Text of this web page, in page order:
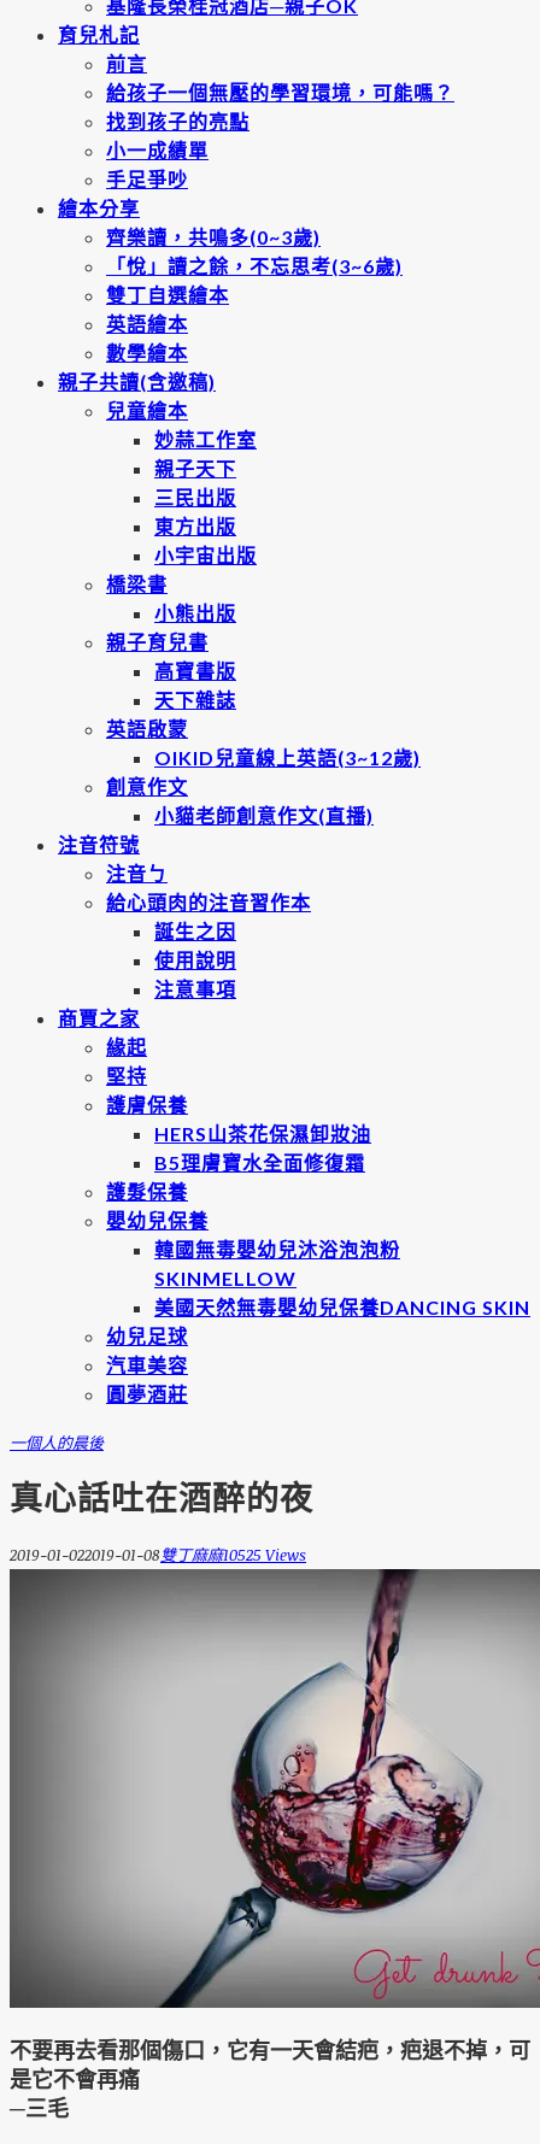
基隆長榮桂冠酒店─親子OK
育兒札記
前言
給孩子一個無壓的學習環境，可能嗎？
找到孩子的亮點
小一成績單
手足爭吵
繪本分享
齊樂讀，共鳴多(0~3歲)
「悅」讀之餘，不忘思考(3~6歲)
雙丁自選繪本
英語繪本
數學繪本
親子共讀(含邀稿)
兒童繪本
妙蒜工作室
親子天下
三民出版
東方出版
小宇宙出版
橋梁書
小熊出版
親子育兒書
高寶書版
天下雜誌
英語啟蒙
OIKID兒童線上英語(3~12歲)
創意作文
小貓老師創意作文(直播)
注音符號
注音ㄅ
給心頭肉的注音習作本
誕生之因
使用說明
注意事項
商賈之家
緣起
堅持
護膚保養
HERS山茶花保濕卸妝油
B5理膚寶水全面修復霜
護髮保養
嬰幼兒保養
韓國無毒嬰幼兒沐浴泡泡粉
SKINMELLOW
美國天然無毒嬰幼兒保養DANCING SKIN
幼兒足球
汽車美容
圓夢酒莊
一個人的晨後
真心話吐在酒醉的夜
2019-01-022019-01-08雙丁麻麻10525 Views
不要再去看那個傷口，它有一天會結疤，疤退不掉，可
是它不會再痛
─三毛